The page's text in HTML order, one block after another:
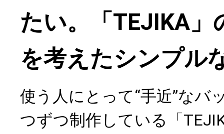
たい。「TEJIKA」
を考えたシンプル
使う人にとって“手近”なバ
つずつ制作している「